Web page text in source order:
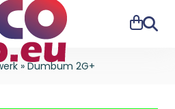
Suche
»Dumbum 2G+